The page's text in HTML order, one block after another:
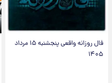
فال روزانه واقعی پنجشنبه ۱۵ مرداد
۱۴۰۵